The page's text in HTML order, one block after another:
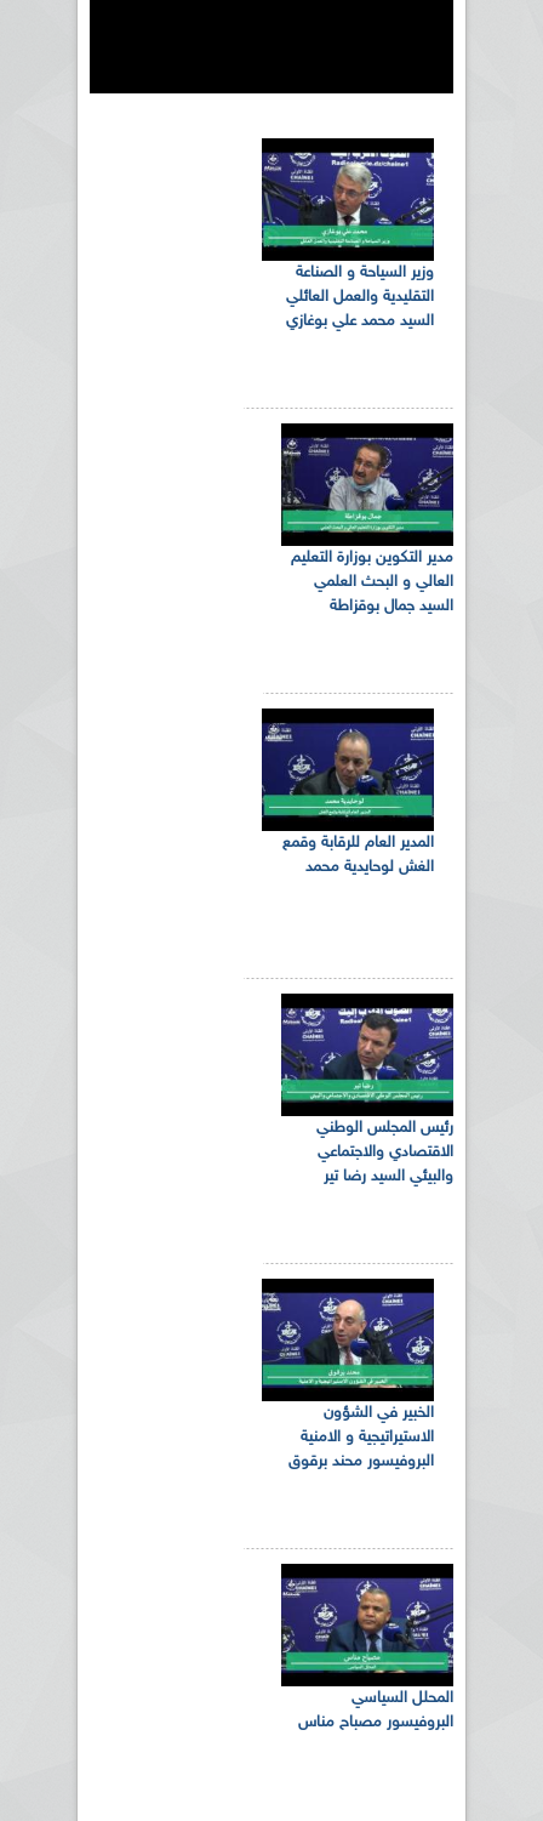
وزير السياحة و الصناعة
التقليدية والعمل العائلي
السيد محمد علي بوغازي
مدير التكوين بوزارة التعليم
العالي و البحث العلمي
السيد جمال بوقزاطة
المدير العام للرقابة وقمع
الغش لوحايدية محمد
رئيس المجلس الوطني
الاقتصادي والاجتماعي
والبيئي السيد رضا تير
الخبير في الشؤون
الاستيراتيجية و الامنية
البروفيسور محند برقوق
المحلل السياسي
البروفيسور مصباح مناس